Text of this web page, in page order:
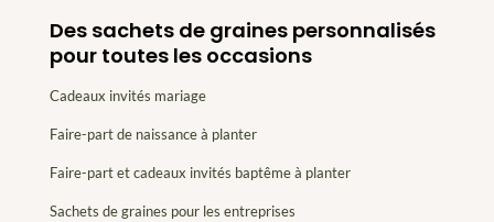
Des sachets de graines personnalisés
pour toutes les occasions
Cadeaux invités mariage
Faire-part de naissance à planter
Faire-part et cadeaux invités baptême à planter
Sachets de graines pour les entreprises